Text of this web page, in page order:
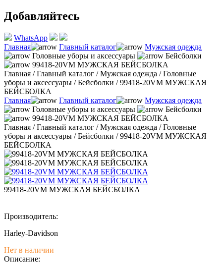
Добавляйтесь
WhatsApp
Главная
Главный каталог
Мужская одежда
Головные уборы и аксессуары
Бейсболки
99418-20VM МУЖСКАЯ БЕЙСБОЛКА
Главная /Главный каталог /Мужская одежда /Головные
уборы и аксессуары /Бейсболки /99418-20VM МУЖСКАЯ
БЕЙСБОЛКА
Главная
Главный каталог
Мужская одежда
Головные уборы и аксессуары
Бейсболки
99418-20VM МУЖСКАЯ БЕЙСБОЛКА
Главная /Главный каталог /Мужская одежда /Головные
уборы и аксессуары /Бейсболки /99418-20VM МУЖСКАЯ
БЕЙСБОЛКА
99418-20VM МУЖСКАЯ БЕЙСБОЛКА
Производитель:
Harley-Davidson
Нет в наличии
Описание: